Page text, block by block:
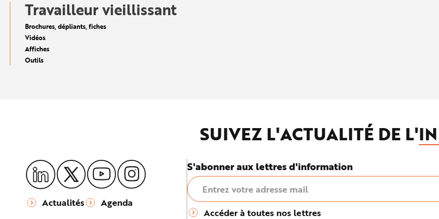
Travailleur vieillissant
Brochures, dépliants, fiches
Vidéos
Affiches
Outils
SUIVEZ L'ACTUALITÉ DE L'
Actualités Agenda
S'abonner aux lettres d'information
Accéder à toutes nos lettres